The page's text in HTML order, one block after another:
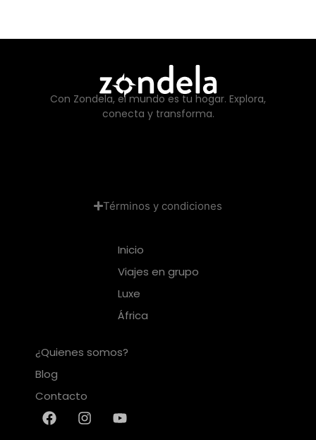
Con Zondela, el mundo es tu hogar. Explora,
conecta y transforma.
Términos y condiciones
Inicio
Viajes en grupo
Luxe
África
¿Quienes somos?
Blog
Contacto